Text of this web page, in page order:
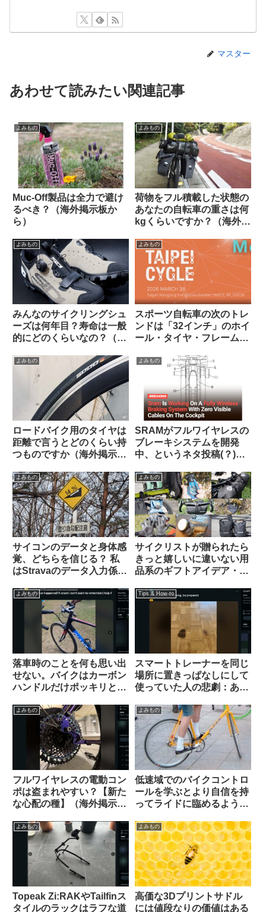
マスター
あわせて読みたい関連記事
よみもの
Muc-Off製品は全力で避け
るべき？（海外掲示板か
ら）
よみもの
荷物をフル積載した状態の
あなたの自転車の重さは何
kgくらいですか？（海外掲
よみもの
みんなのサイクリングシュ
ーズは何年目？寿命は一般
的にどのくらいなの？（海
よみもの
スポーツ自転車の次のトレ
ンドは「32インチ」のホイ
ール・タイヤ・フレームに
よみもの
ロードバイク用のタイヤは
距離で言うとどのくらい持
つものですか（海外掲示板
よみもの
SRAMがフルワイヤレスの
ブレーキシステムを開発
中、というネタ投稿(？)に
の反応【おもしろコメン
ト】
よみもの
サイコンのデータと身体感
覚、どちらを信じる？ 私
はStravaのデータ入力係に
（海外掲示板から）
よみもの
サイクリストが贈られたら
きっと嬉しいに違いない用
品系のギフトアイデア・お
のあるものから】
よみもの
落車時のことを何も思い出
せない。バイクはカーボン
ハンドルだけポッキリと。
う？（海外掲示板から）
Tips & How-to
スマートトレーナーを同じ
場所に置きっぱなしにして
使っていた人の悲劇：あな
示板から）
よみもの
フルワイヤレスの電動コン
ポは盗まれやすい？【新た
な心配の種】（海外掲示板
よみもの
低速域でのバイクコントロ
ールを学ぶとより自信を持
ってライドに臨めるように
よみもの
Topeak Zi:RAKやTailfinス
タイルのラックはラフな道
よみもの
高価な3Dプリントサドル
には値段なりの価値はある